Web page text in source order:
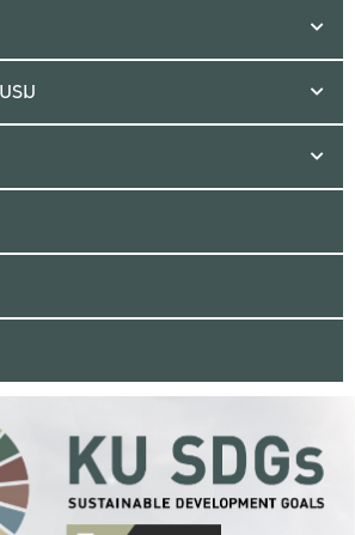
รม